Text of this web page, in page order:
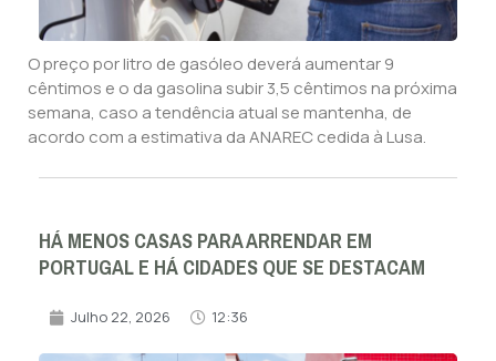
O preço por litro de gasóleo deverá aumentar 9
cêntimos e o da gasolina subir 3,5 cêntimos na próxima
semana, caso a tendência atual se mantenha, de
acordo com a estimativa da ANAREC cedida à Lusa.
HÁ MENOS CASAS PARA ARRENDAR EM
PORTUGAL E HÁ CIDADES QUE SE DESTACAM
Julho 22, 2026 12:36